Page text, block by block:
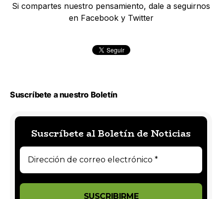
Si compartes nuestro pensamiento, dale a seguirnos
en Facebook y Twitter
Suscríbete a nuestro Boletín
Suscríbete al Boletín de Noticias